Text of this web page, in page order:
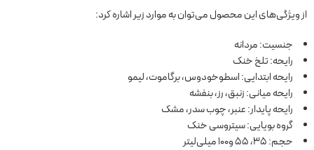
از ویژگی‌های این محصول می‌توان به موارد زیر اشاره کرد:
جنسیت: مردانه
رایحه: تلخ خنک
رایحه ابتدایی: اسطوخودوس، برگاموت، لیمو
رایحه میانی: زنبق، رز، بنفشه
رایحه پایدار: عنبر، چوب سدر، مشک
گروه بویایی: سیتروسی خنک
حجم: 35، 55 و100 میلی‌لیتر